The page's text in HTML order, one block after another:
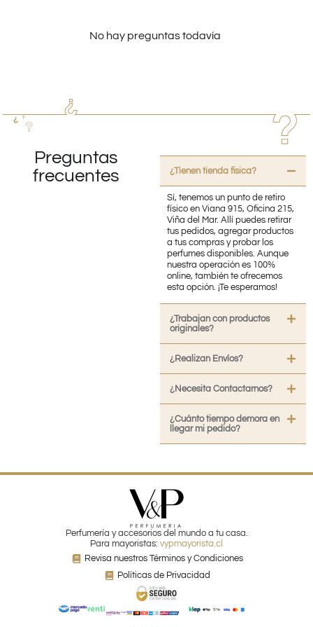
No hay preguntas todavía
Preguntas
frecuentes
¿Tienen tienda fisica?
Sí, tenemos un punto de retiro
físico en Viana 915, Oficina 215,
Viña del Mar. Allí puedes retirar
tus pedidos, agregar productos
a tus compras y probar los
perfumes disponibles. Aunque
nuestra operación es 100%
online, también te ofrecemos
esta opción. ¡Te esperamos!
¿Trabajan con productos
originales?
¿Realizan Envíos?
¿Necesita Contactarnos?
¿Cuánto tiempo demora en
llegar mi pedido?
Perfumería y accesorios del mundo a tu casa.
Para mayoristas: vypmayorista.cl
Revisa nuestros Términos y Condiciones
Políticas de Privacidad